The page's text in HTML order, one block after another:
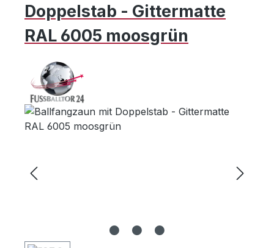
Doppelstab - Gittermatte
RAL 6005 moosgrün
Bildergalerie überspringen